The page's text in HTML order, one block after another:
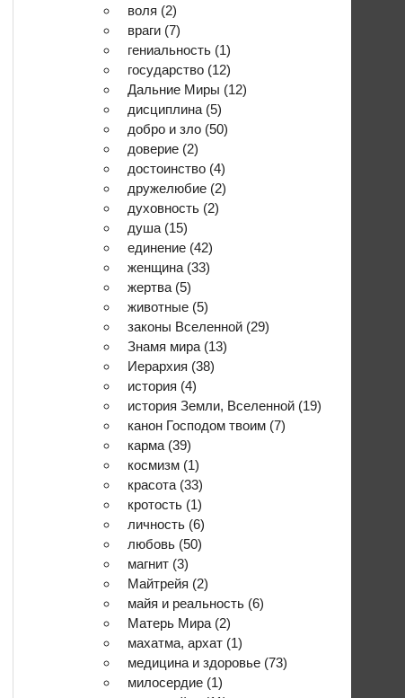
воля (2)
враги (7)
гениальность (1)
государство (12)
Дальние Миры (12)
дисциплина (5)
добро и зло (50)
доверие (2)
достоинство (4)
дружелюбие (2)
духовность (2)
душа (15)
единение (42)
женщина (33)
жертва (5)
животные (5)
законы Вселенной (29)
Знамя мира (13)
Иерархия (38)
история (4)
история Земли, Вселенной (19)
канон Господом твоим (7)
карма (39)
космизм (1)
красота (33)
кротость (1)
личность (6)
любовь (50)
магнит (3)
Майтрейя (2)
майя и реальность (6)
Матерь Мира (2)
махатма, архат (1)
медицина и здоровье (73)
милосердие (1)